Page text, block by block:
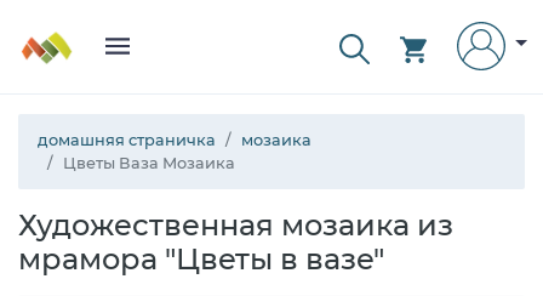
домашняя страничка
мозаика
Цветы Ваза Мозаика
Художественная мозаика из
мрамора "Цветы в вазе"